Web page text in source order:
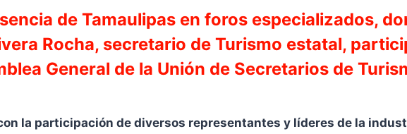
de Tamaulipas en foros especializados,
Rocha, secretario de Turismo estatal,
General de la Unión de Secretarios de
la participación de diversos representantes y líderes de la